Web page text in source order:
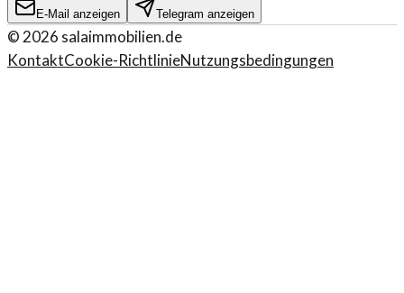
E-Mail anzeigen Telegram anzeigen
© 2026 salaimmobilien.de
KontaktCookie-RichtlinieNutzungsbedingungen